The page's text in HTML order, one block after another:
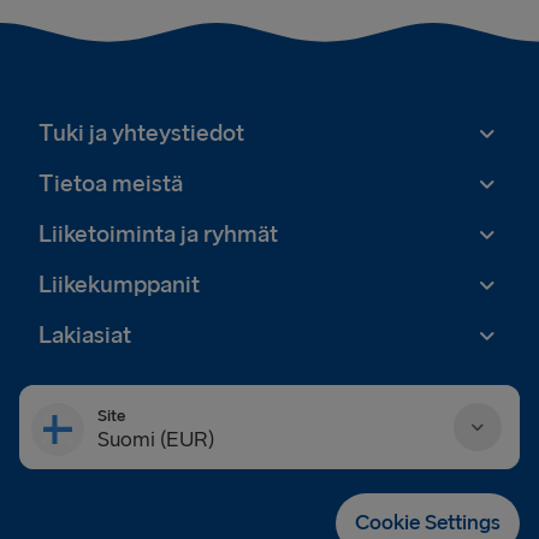
Tuki ja yhteystiedot
Tietoa meistä
Liiketoiminta ja ryhmät
Liikekumppanit
Lakiasiat
Site
Suomi (EUR)
Cookie Settings